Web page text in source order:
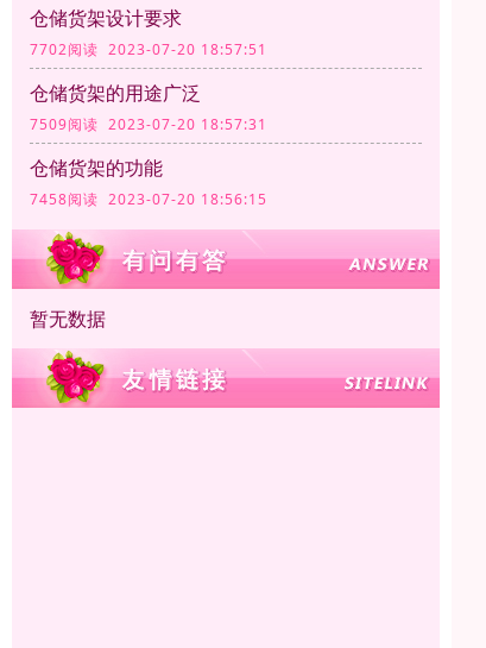
仓储货架设计要求
7702阅读 2023-07-20 18:57:51
仓储货架的用途广泛
7509阅读 2023-07-20 18:57:31
仓储货架的功能
7458阅读 2023-07-20 18:56:15
暂无数据